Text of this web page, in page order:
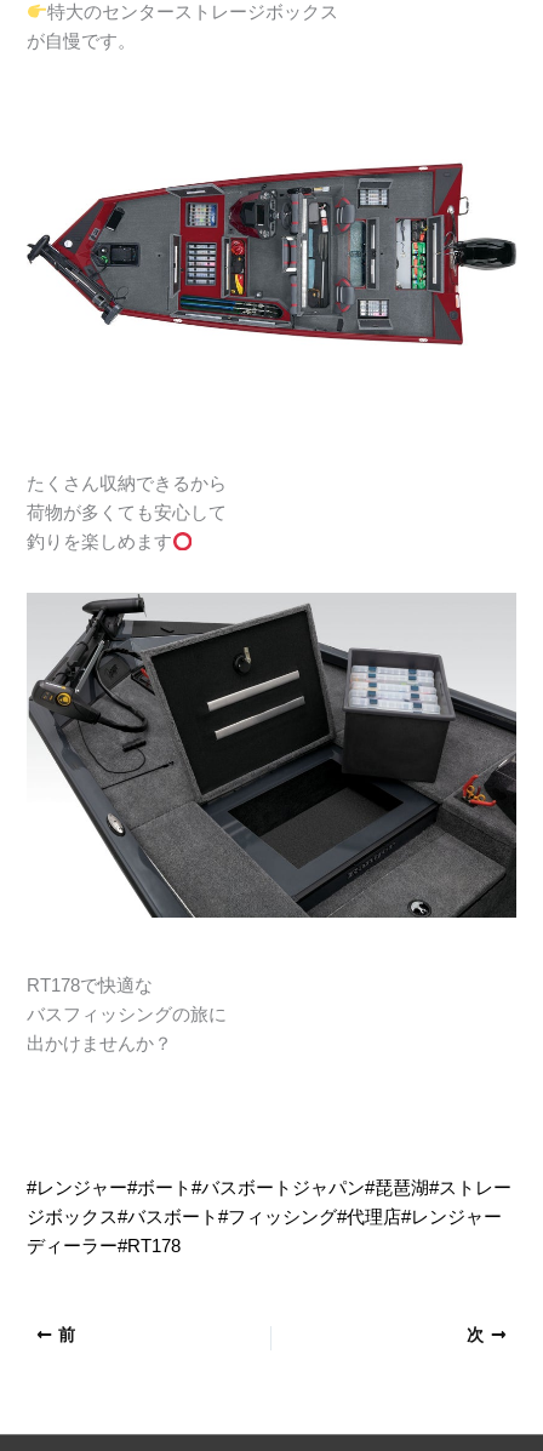
特大のセンターストレージボックス
が自慢です。
たくさん収納できるから
荷物が多くても安心して
釣りを楽しめます
RT178で快適な
バスフィッシングの旅に
出かけませんか？
#レンジャー#ボート#バスボートジャパン#琵琶湖#ストレー
ジボックス#バスボート#フィッシング#代理店#レンジャー
ディーラー#RT178
前 次